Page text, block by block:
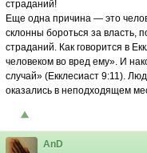
страданий!
Еще одна причина — это
склонны бороться за власть,
страданий. Как говорится в
человеком во вред ему». И
случай» (Екклесиаст 9:11).
оказались в неподходящем
AnD